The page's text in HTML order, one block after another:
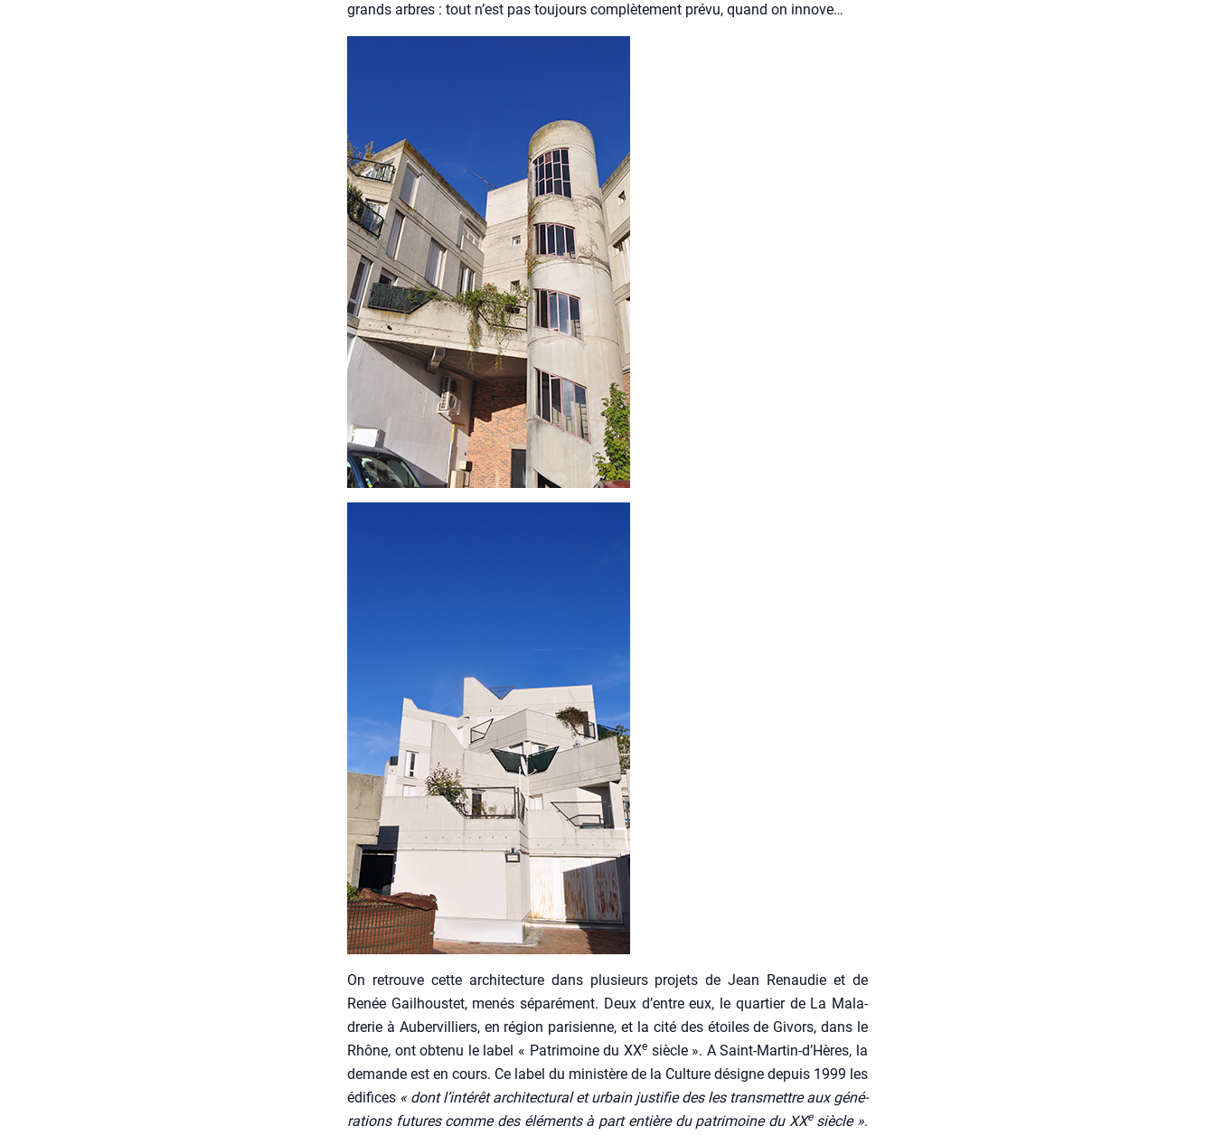
grands arbres : tout n’est pas tou­jours com­plè­te­ment pré­vu, quand on innove…
On retrouve cette archi­tec­ture dans plu­sieurs pro­jets de Jean Renau­die et de
Renée Gail­hous­tet, menés sépa­ré­ment. Deux d’entre eux, le quar­tier de La Mala­
dre­rie à Auber­vil­liers, en région pari­sienne, et la cité des étoiles de Givors, dans le
Rhône, ont obte­nu le label « Patri­moine du XXesiècle ». A Saint-Martin‑d’Hères, la
demande est en cours. Ce label du minis­tère de la Culture désigne depuis 1999 les
édi­fices « dont l’intérêt archi­tec­tu­ral et urbain jus­ti­fie des les trans­mettre aux géné­
ra­tions futures comme des élé­ments à part entière du patri­moine du XXesiècle ».